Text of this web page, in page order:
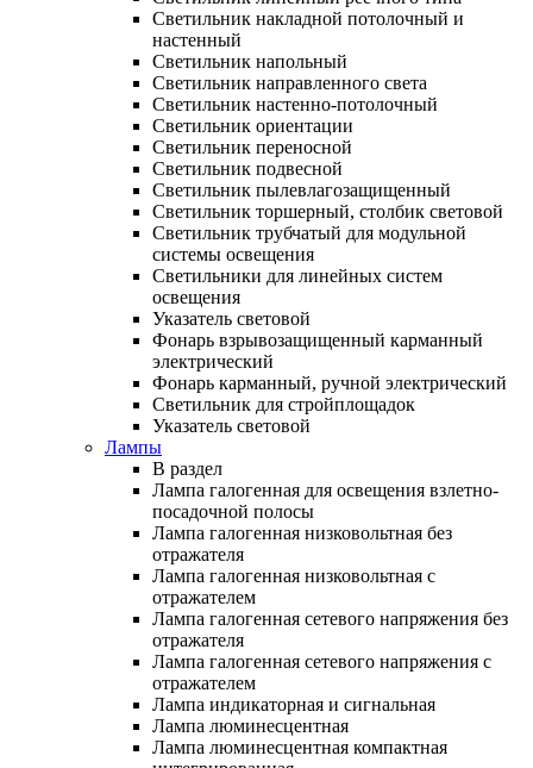
Светильник накладной потолочный и
настенный
Светильник напольный
Светильник направленного света
Светильник настенно-потолочный
Светильник ориентации
Светильник переносной
Светильник подвесной
Светильник пылевлагозащищенный
Светильник торшерный, столбик световой
Светильник трубчатый для модульной
системы освещения
Светильники для линейных систем
освещения
Указатель световой
Фонарь взрывозащищенный карманный
электрический
Фонарь карманный, ручной электрический
Светильник для стройплощадок
Указатель световой
Лампы
В раздел
Лампа галогенная для освещения взлетно-
посадочной полосы
Лампа галогенная низковольтная без
отражателя
Лампа галогенная низковольтная с
отражателем
Лампа галогенная сетевого напряжения без
отражателя
Лампа галогенная сетевого напряжения с
отражателем
Лампа индикаторная и сигнальная
Лампа люминесцентная
Лампа люминесцентная компактная